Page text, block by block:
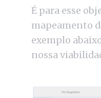
É para esse
mapeamento
exemplo
nossa